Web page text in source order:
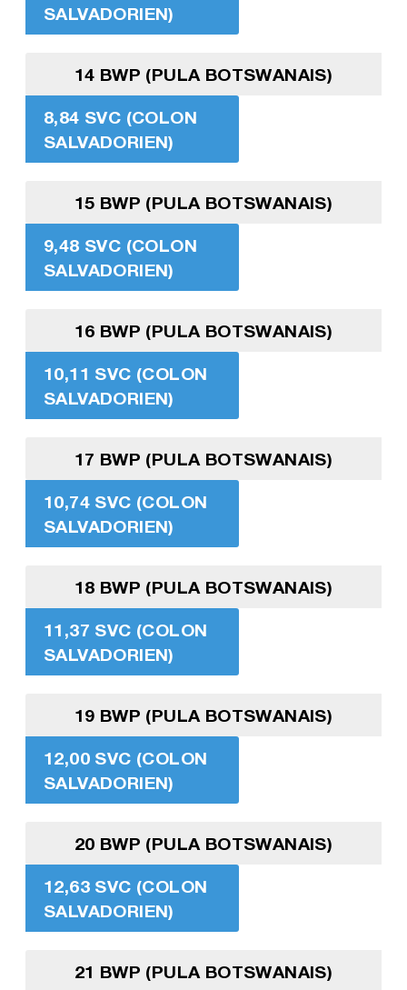
SALVADORIEN)
14 BWP (PULA BOTSWANAIS)
8,84 SVC (COLON
SALVADORIEN)
15 BWP (PULA BOTSWANAIS)
9,48 SVC (COLON
SALVADORIEN)
16 BWP (PULA BOTSWANAIS)
10,11 SVC (COLON
SALVADORIEN)
17 BWP (PULA BOTSWANAIS)
10,74 SVC (COLON
SALVADORIEN)
18 BWP (PULA BOTSWANAIS)
11,37 SVC (COLON
SALVADORIEN)
19 BWP (PULA BOTSWANAIS)
12,00 SVC (COLON
SALVADORIEN)
20 BWP (PULA BOTSWANAIS)
12,63 SVC (COLON
SALVADORIEN)
21 BWP (PULA BOTSWANAIS)